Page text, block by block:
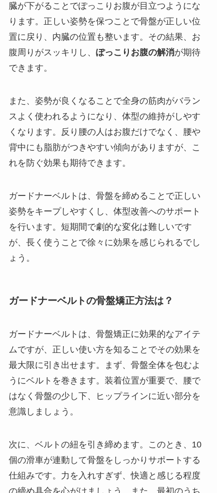
臓が下がることでぽっこりお腹が目立つようにな
ります。正しい姿勢を保つことで骨盤が正しい位
置に戻り、内臓の位置も整います。その結果、お
腹周りがスッキリし、 ぽっこりお腹の解消が期待
できます。
また、姿勢が良くなることで全身の筋肉がバラン
スよく使われるようになり、体型の維持がしやす
くなります。反り腰の人はお腹だけでなく、腰や
背中にも脂肪がつきやすい傾向がありますが、こ
れを防ぐ効果も期待できます。
ガードナーベルトは、骨盤を締めることで正しい
姿勢をキープしやすくし、体型改善へのサポート
を行います。短期間で劇的な変化は難しいです
が、長く使うことで徐々に効果を感じられるでし
ょう。
ガードナーベルトの骨盤矯正方法は？
ガードナーベルトは、骨盤矯正に効果的なアイテ
ムですが、正しい使い方を知ることでその効果を
最大限に引き出せます。まず、骨盤全体を包むよ
うにベルトを巻きます。装着位置が重要で、腰で
はなく骨盤の少し下、ヒップラインに近い部分を
意識しましょう。
次に、ベルトの紐を引き締めます。このとき、10
個の滑車が連動して骨盤をしっかりサポートする
仕組みです。力を入れすぎず、快適と感じる程度
の締め具合を心がけましょう。また、最初のうち